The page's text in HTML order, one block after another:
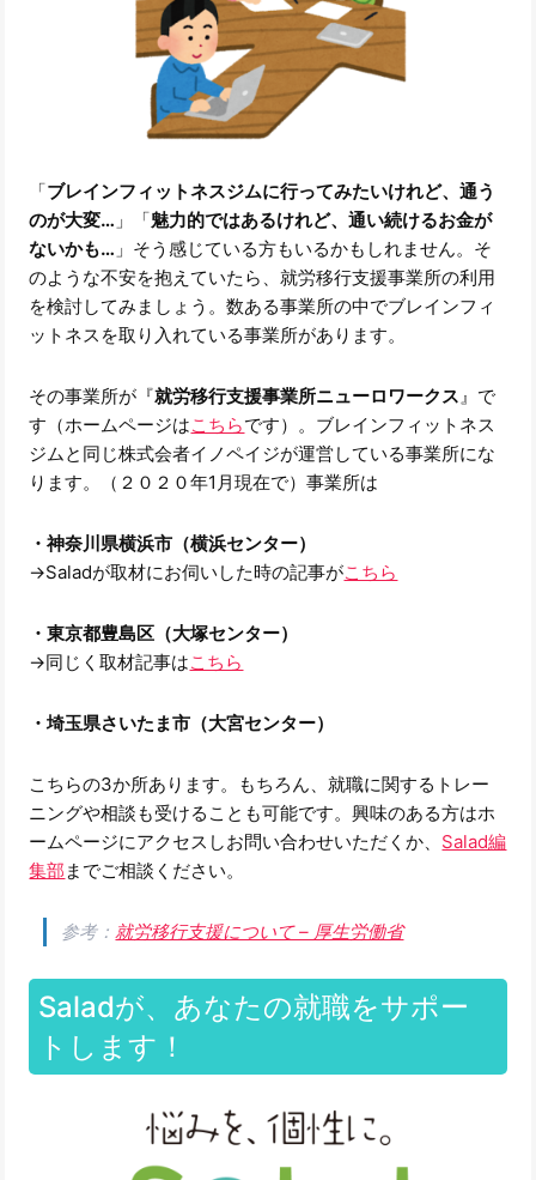
「ブレインフィットネスジムに行ってみたいけれど、通う
のが大変… 」「魅力的ではあるけれど、通い続けるお金が
ないかも… 」そう感じている方もいるかもしれません。そ
のような不安を抱えていたら、就労移行支援事業所の利用
を検討してみましょう。数ある事業所の中でブレインフィ
ットネスを取り入れている事業所があります。
その事業所が『就労移行支援事業所ニューロワークス 』で
す（ホームページはこちらです）。ブレインフィットネス
ジムと同じ株式会者イノペイジが運営している事業所にな
ります。（２０２０年1月現在で）事業所は
・神奈川県横浜市（横浜センター）
→Saladが取材にお伺いした時の記事がこちら
・東京都豊島区（大塚センター）
→同じく取材記事はこちら
・埼玉県さいたま市（大宮センター）
こちらの3か所あります。もちろん、就職に関するトレー
ニングや相談も受けることも可能です。興味のある方はホ
ームページにアクセスしお問い合わせいただくか、 Salad編
集部 までご相談ください。
参考： 就労移行支援について – 厚生労働省
Saladが、あなたの就職をサポー
トします！